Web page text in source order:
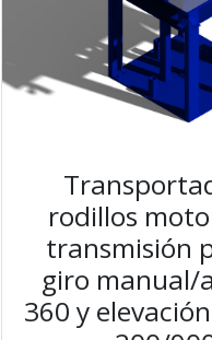
rodillos
transmisión
giro manual/
360 y